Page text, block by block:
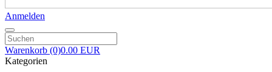
Anmelden
Warenkorb (0)0.00 EUR
Kategorien